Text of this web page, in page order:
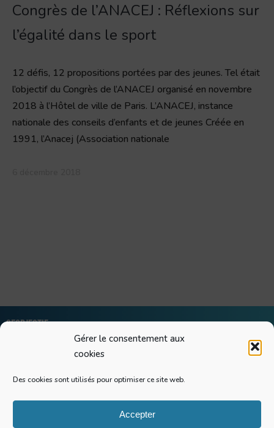
Gérer le consentement aux
cookies
Des cookies sont utilisés pour optimiser ce site web.
Accepter
Congrès de l’ANACEJ : Réflexions sur
l’égalité dans le sport
12 défis, 12 propositions portées par des jeunes. Tel était
l’objectif du Congrès de l’ANACEJ organisé en novembre
2018 à l’Hôtel de ville de Paris. L’ANACEJ, instance
nationale des conseils d’enfants et de jeunes Créée en
1991, l’Anacej (Association nationale
Geobjectif
SIRET : 90536968200018
Raccourcis